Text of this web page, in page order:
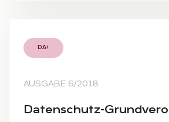
DA+
AUSGABE 6/2018
Da­ten­schutz-